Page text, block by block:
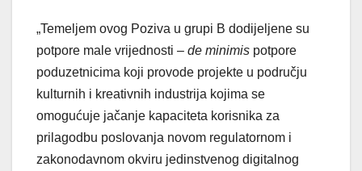
„Temeljem ovog Poziva u grupi B dodijeljene su
potpore male vrijednosti – de minimis potpore
poduzetnicima koji provode projekte u području
kulturnih i kreativnih industrija kojima se
omogućuje jačanje kapaciteta korisnika za
prilagodbu poslovanja novom regulatornom i
zakonodavnom okviru jedinstvenog digitalnog